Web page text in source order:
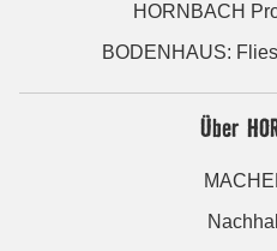
HORNBACH
BODENHAUS:
Über